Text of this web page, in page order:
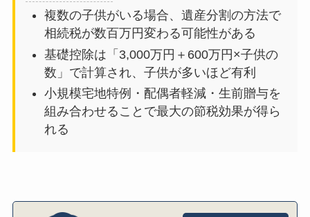
複数の子供がいる場合、遺産分割の方法で
相続税が数百万円変わる可能性がある
基礎控除は「3,000万円＋600万円×子供の
数」で計算され、子供が多いほど有利
小規模宅地特例・配偶者軽減・生前贈与を
組み合わせることで最大の節税効果が得ら
れる
一括相談・見積りが必要な理由｜複数の子
供の分割方法の最適化
一括相談・見積りのメリット｜複数子供の
ケースで効果的
1社だけに相談・見積りをするリスク｜複数
子供の分割で大きな損失の可能性
見積り比較シミュレーション｜複数の税理
よくある質問（FAQ）